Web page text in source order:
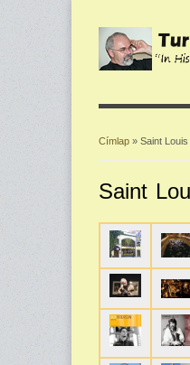
Címlap » Saint Louis
Saint